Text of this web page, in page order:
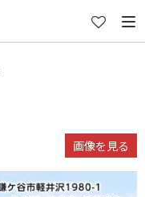
画像を見る